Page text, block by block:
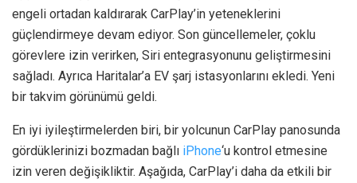
engeli ortadan kaldırarak CarPlay’in yeteneklerini
güçlendirmeye devam ediyor. Son güncellemeler, çoklu
görevlere izin verirken, Siri entegrasyonunu geliştirmesini
sağladı. Ayrıca Haritalar’a EV şarj istasyonlarını ekledi. Yeni
bir takvim görünümü geldi.
En iyi iyileştirmelerden biri, bir yolcunun CarPlay panosunda
gördüklerinizi bozmadan bağlı iPhone‘u kontrol etmesine
izin veren değişikliktir. Aşağıda, CarPlay’i daha da etkili bir